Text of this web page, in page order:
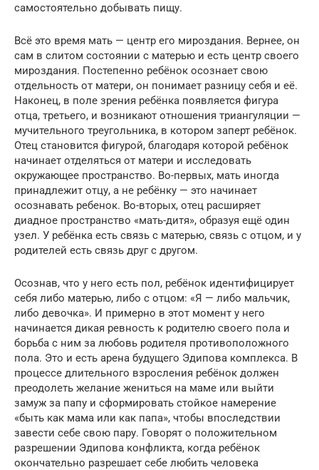
самостоятельно добывать пищу.
Всё это время мать — центр его мироздания. Вернее, он
сам в слитом состоянии с матерью и есть центр своего
мироздания. Постепенно ребёнок осознает свою
отдельность от матери, он понимает разницу себя и её.
Наконец, в поле зрения ребёнка появляется фигура
отца, третьего, и возникают отношения триангуляции —
мучительного треугольника, в котором заперт ребёнок.
Отец становится фигурой, благодаря которой ребёнок
начинает отделяться от матери и исследовать
окружающее пространство. Во-первых, мать иногда
принадлежит отцу, а не ребёнку — это начинает
осознавать ребенок. Во-вторых, отец расширяет
диадное пространство «мать-дитя», образуя ещё один
узел. У ребёнка есть связь с матерью, связь с отцом, и у
родителей есть связь друг с другом.
Осознав, что у него есть пол, ребёнок идентифицирует
себя либо матерью, либо с отцом: «Я — либо мальчик,
либо девочка». И примерно в этот момент у него
начинается дикая ревность к родителю своего пола и
борьба с ним за любовь родителя противоположного
пола. Это и есть арена будущего Эдипова комплекса. В
процессе длительного взросления ребёнок должен
преодолеть желание жениться на маме или выйти
замуж за папу и сформировать стойкое намерение
«быть как мама или как папа», чтобы впоследствии
завести себе свою пару. Говорят о положительном
разрешении Эдипова конфликта, когда ребёнок
окончательно разрешает себе любить человека